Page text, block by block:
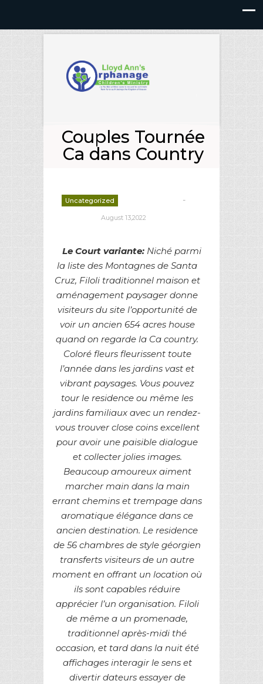
Couples Tournée
Ca dans Country
Uncategorized -
August 13,2022
Le Court variante: Niché parmi
la liste des Montagnes de Santa
Cruz, Filoli traditionnel maison et
aménagement paysager donne
visiteurs du site l’opportunité de
voir un ancien 654 acres house
quand on regarde la Ca country.
Coloré fleurs fleurissent toute
l’année dans les jardins vast et
vibrant paysages. Vous pouvez
tour le residence ou même les
jardins familiaux avec un rendez-
vous trouver close coins excellent
pour avoir une paisible dialogue
et collecter jolies images.
Beaucoup amoureux aiment
marcher main dans la main
errant chemins et trempage dans
aromatique élégance dans ce
ancien destination. Le residence
de 56 chambres de style géorgien
transferts visiteurs de un autre
moment en offrant un location où
ils sont capables réduire
apprécier l’un organisation. Filoli
de même a un promenade,
traditionnel après-midi thé
occasion, et tard dans la nuit été
affichages interagir le sens et
divertir dateurs essayer de